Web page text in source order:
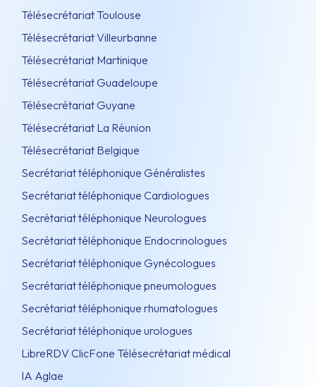
Télésecrétariat Toulouse
Télésecrétariat Villeurbanne
Télésecrétariat Martinique
Télésecrétariat Guadeloupe
Télésecrétariat Guyane
Télésecrétariat La Réunion
Télésecrétariat Belgique
Secrétariat téléphonique Généralistes
Secrétariat téléphonique Cardiologues
Secrétariat téléphonique Neurologues
Secrétariat téléphonique Endocrinologues
Secrétariat téléphonique Gynécologues
Secrétariat téléphonique pneumologues
Secrétariat téléphonique rhumatologues
Secrétariat téléphonique urologues
LibreRDV ClicFone Télésecrétariat médical
IA Aglae